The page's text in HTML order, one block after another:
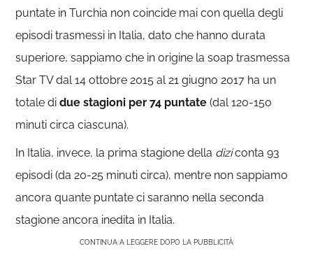
puntate in Turchia non coincide mai con quella degli
episodi trasmessi in Italia, dato che hanno durata
superiore, sappiamo che in origine la soap trasmessa
Star TV dal 14 ottobre 2015 al 21 giugno 2017 ha un
totale didue stagioni per 74 puntate(dal 120-150
minuti circa ciascuna).
In Italia, invece, la prima stagione della diziconta 93
episodi (da 20-25 minuti circa), mentre non sappiamo
ancora quante puntate ci saranno nella seconda
stagione ancora inedita in Italia.
CONTINUA A LEGGERE DOPO LA PUBBLICITÀ